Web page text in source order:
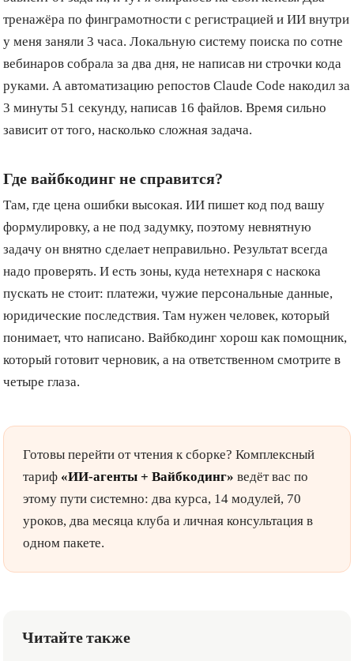
тренажёра по финграмотности с регистрацией и ИИ внутри
у меня заняли 3 часа. Локальную систему поиска по сотне
вебинаров собрала за два дня, не написав ни строчки кода
руками. А автоматизацию репостов Claude Code накодил за
3 минуты 51 секунду, написав 16 файлов. Время сильно
зависит от того, насколько сложная задача.
Где вайбкодинг не справится?
Там, где цена ошибки высокая. ИИ пишет код под вашу
формулировку, а не под задумку, поэтому невнятную
задачу он внятно сделает неправильно. Результат всегда
надо проверять. И есть зоны, куда нетехнаря с наскока
пускать не стоит: платежи, чужие персональные данные,
юридические последствия. Там нужен человек, который
понимает, что написано. Вайбкодинг хорош как помощник,
который готовит черновик, а на ответственном смотрите в
четыре глаза.
Готовы перейти от чтения к сборке? Комплексный
тариф «ИИ-агенты + Вайбкодинг» ведёт вас по
этому пути системно: два курса, 14 модулей, 70
уроков, два месяца клуба и личная консультация в
одном пакете.
Читайте также